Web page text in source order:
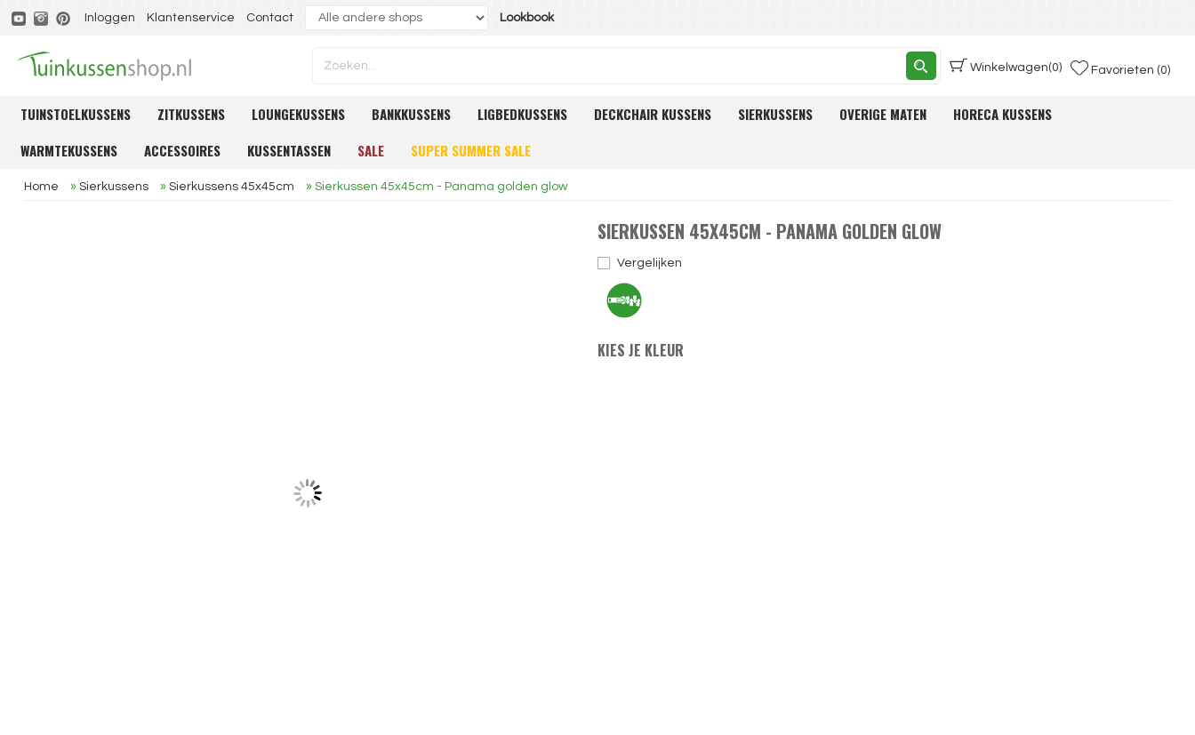
Inloggen Klantenservice Contact Lookbook
Winkelwagen(0) Favorieten (0)
TUINSTOELKUSSENS ZITKUSSENS LOUNGEKUSSENS BANKKUSSENS LIGBEDKUSSENS DECKCHAIR KUSSENS SIERKUSSENS OVERIGE MATEN
HORECA KUSSENS
WARMTEKUSSENS
ACCESSOIRES KUSSENTASSEN SALE SUPER SUMMER SALE
Home » Sierkussens » Sierkussens 45x45cm » Sierkussen 45x45cm - Panama golden glow
SIERKUSSEN 45X45CM - PANAMA GOLDEN GLOW
Vergelijken
KIES JE KLEUR